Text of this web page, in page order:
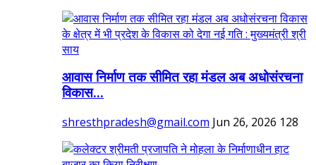
आवास निर्माण तक सीमित रहा मंडल अब अधोसंरचना
विकास...
shresthpradesh@gmail.com Jun 26, 2026 128